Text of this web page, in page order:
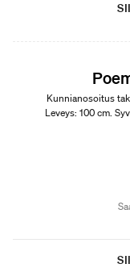
Kunnianosoitus
Leveys: 100 cm.